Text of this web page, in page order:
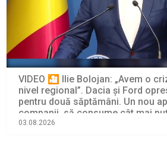
VIDEO 🎦 Ilie Bolojan: „Avem o
nivel regional”. Dacia și Ford
pentru două săptămâni. Un nou
companii, să consume cât mai
electrică
03.08.2026